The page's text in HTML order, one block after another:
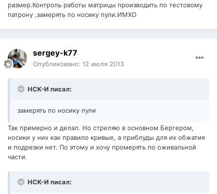
размер.Контроль работы матрицы производить по тестовому
патрону ,замерять по носику пули.ИМХО
sergey-k77
Опубликовано: 12 июля 2013
НСК-И писал:
замерять по носику пули
Так примерно и делал. Но стреляю в основном Бергером,
носики у них как правило кривые, а приблуды для их обжатия
и подрезки нет. По этому и хочу промерять по оживальной
части.
НСК-И писал: